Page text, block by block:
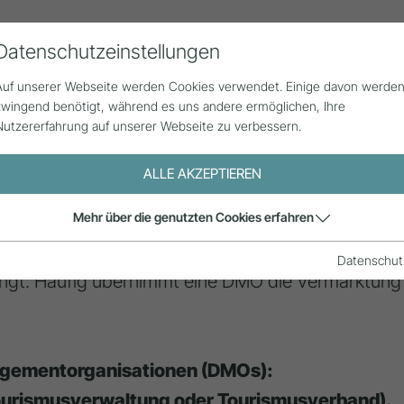
Alle Beiträge Statistik
unterscheiden (s.Destination
),
rechtliche oder eine privatrechtliche
Häufig übernimmt eine DMO die
(DMOs):
unserer Webseite werden Cookies verwendet. Einige davon werden
benötigt, während es uns andere ermöglichen, Ihre
auf unserer Webseite zu verbessern.
ALLE AKZEPTIEREN
Mehr über die genutzten Cookies erfahren